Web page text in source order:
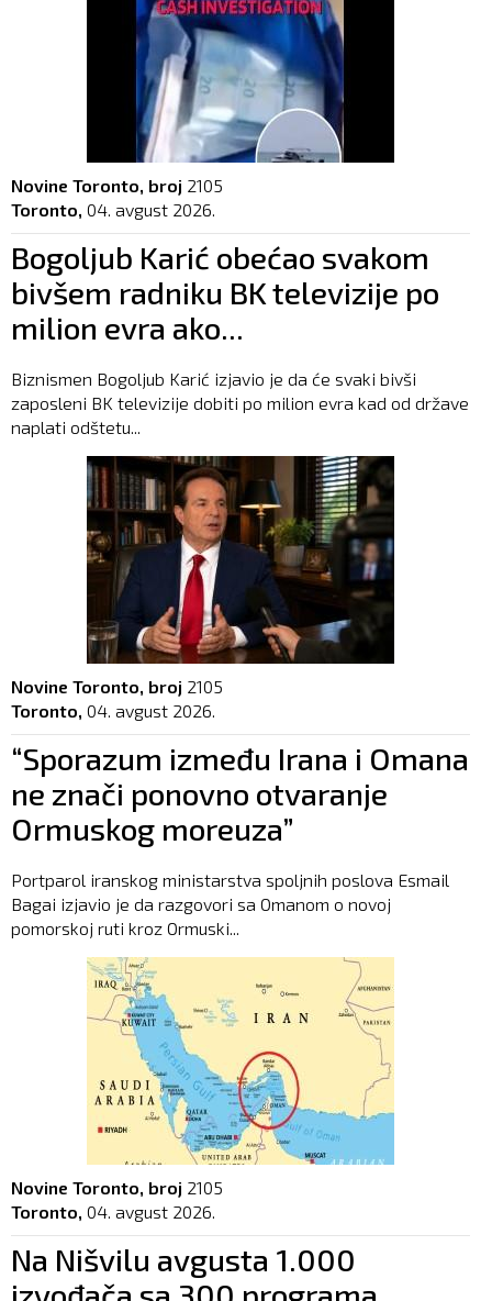
Novine Toronto, broj 2105
Toronto, 04. avgust 2026.
Bogoljub Karić obećao svakom
bivšem radniku BK televizije po
milion evra ako...
Biznismen Bogoljub Karić izjavio je da će svaki bivši
zaposleni BK televizije dobiti po milion evra kad od države
naplati odštetu...
Novine Toronto, broj 2105
Toronto, 04. avgust 2026.
“Sporazum između Irana i Omana
ne znači ponovno otvaranje
Ormuskog moreuza”
Portparol iranskog ministarstva spoljnih poslova Esmail
Bagai izjavio je da razgovori sa Omanom o novoj
pomorskoj ruti kroz Ormuski...
Novine Toronto, broj 2105
Toronto, 04. avgust 2026.
Na Nišvilu avgusta 1.000